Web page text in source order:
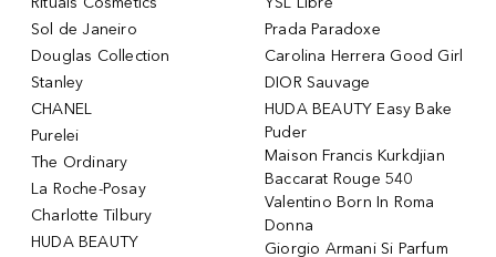
Sol de Janeiro
Douglas Collection
Stanley
CHANEL
Purelei
The Ordinary
La Roche-Posay
Charlotte Tilbury
HUDA BEAUTY
Prada Paradoxe
Carolina Herrera Good Girl
DIOR Sauvage
HUDA BEAUTY Easy Bake
Puder
Maison Francis Kurkdjian
Baccarat Rouge 540
Valentino Born In Roma
Donna
Giorgio Armani Si Parfum